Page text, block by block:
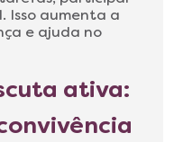
Isso aumenta a
e ajuda no
ativa: